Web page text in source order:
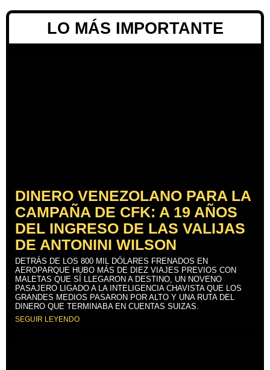
LO MÁS IMPORTANTE
DINERO VENEZOLANO PARA LA
CAMPAÑA DE CFK: A 19 AÑOS
DEL INGRESO DE LAS VALIJAS
DE ANTONINI WILSON
DETRÁS DE LOS 800 MIL DÓLARES FRENADOS EN
AEROPARQUE HUBO MÁS DE DIEZ VIAJES PREVIOS CON
MALETAS QUE SÍ LLEGARON A DESTINO, UN NOVENO
PASAJERO LIGADO A LA INTELIGENCIA CHAVISTA QUE LOS
GRANDES MEDIOS PASARON POR ALTO Y UNA RUTA DEL
DINERO QUE TERMINABA EN CUENTAS SUIZAS.
SEGUIR LEYENDO